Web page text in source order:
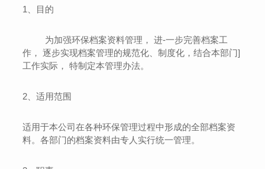
1 、目的
为加强环保档案资料管理 ， 进-一步完善档案工
作 ， 逐步实现档案管理的规范化、制度化，结合本部门]
工作实际 ， 特制定本管理办法。
2 、适用范围
适用于本公司在各种环保管理过程中形成的全部档案资
料。各部门的档案资料由专人实行统一管理。